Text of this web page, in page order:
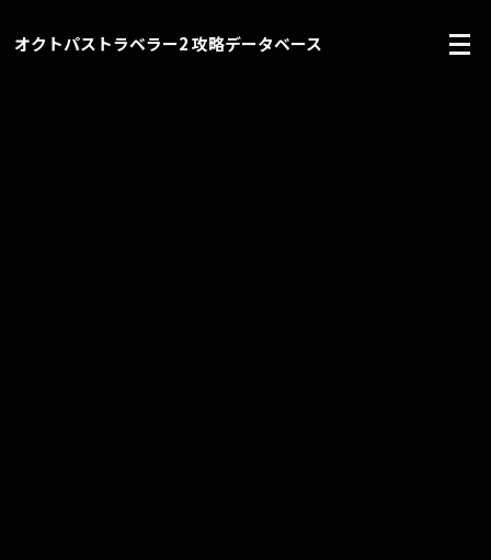
オクトパストラベラー2 攻略データベース